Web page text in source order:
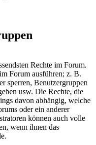
Rechte im Forum.
Forum ausführen; z. B.
sperren, Benutzergruppen
usw. Die Rechte, die
davon abhängig, welche
oder ein anderer
können auch volle
wenn ihnen das